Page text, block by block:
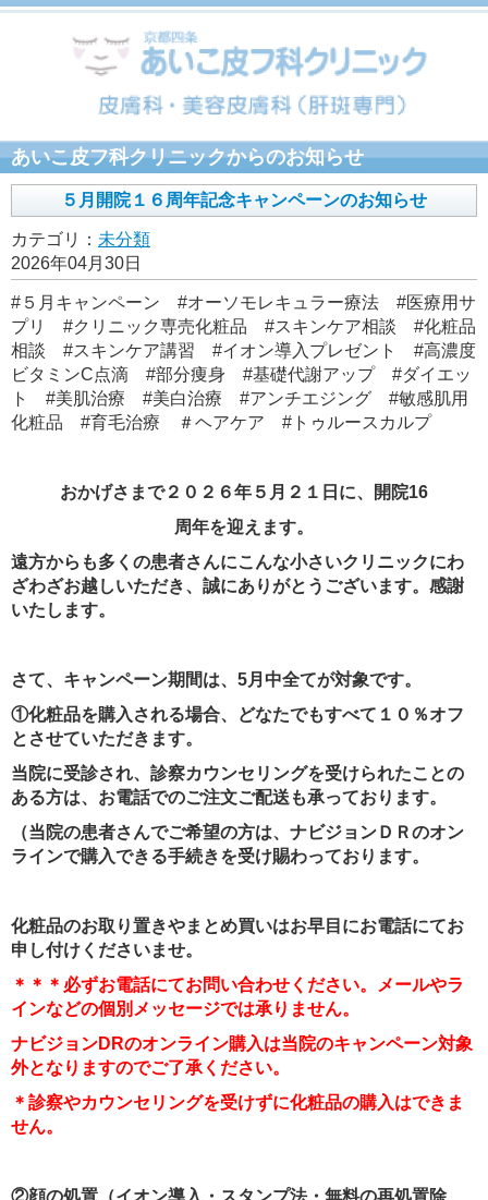
あいこ皮フ科クリニックからのお知らせ
５月開院１６周年記念キャンペーンのお知らせ
カテゴリ： 未分類
2026年04月30日
#５月キャンペーン #オーソモレキュラー療法 #医療用サ
プリ #クリニック専売化粧品 #スキンケア相談 #化粧品
相談 #スキンケア講習 #イオン導入プレゼント #高濃度
ビタミンC点滴 #部分痩身 #基礎代謝アップ #ダイエッ
ト #美肌治療 #美白治療 #アンチエジング #敏感肌用
化粧品 #育毛治療 ＃ヘアケア #トゥルースカルプ
おかげさまで２０２６年５月２１日に、開院16
周年を迎えます。
遠方からも多くの患者さんにこんな小さいクリニックにわ
ざわざお越しいただき、誠にありがとうございます。感謝
いたします。
さて、キャンペーン期間は、5月中全てが対象です。
①化粧品を購入される場合、どなたでもすべて１０％オフ
とさせていただきます。
当院に受診され、診察カウンセリングを受けられたことの
ある方は、お電話でのご注文ご配送も承っております。
（当院の患者さんでご希望の方は、ナビジョンＤＲのオン
ラインで購入できる手続きを受け賜わっております。
化粧品のお取り置きやまとめ買いはお早目にお電話にてお
申し付けくださいませ。
＊＊＊必ずお電話にてお問い合わせください。メールやラ
インなどの個別メッセージでは承りません。
ナビジョンDRのオンライン購入は当院のキャンペーン対象
外となりますのでご了承ください。
＊診察やカウンセリングを受けずに化粧品の購入はできま
せん。